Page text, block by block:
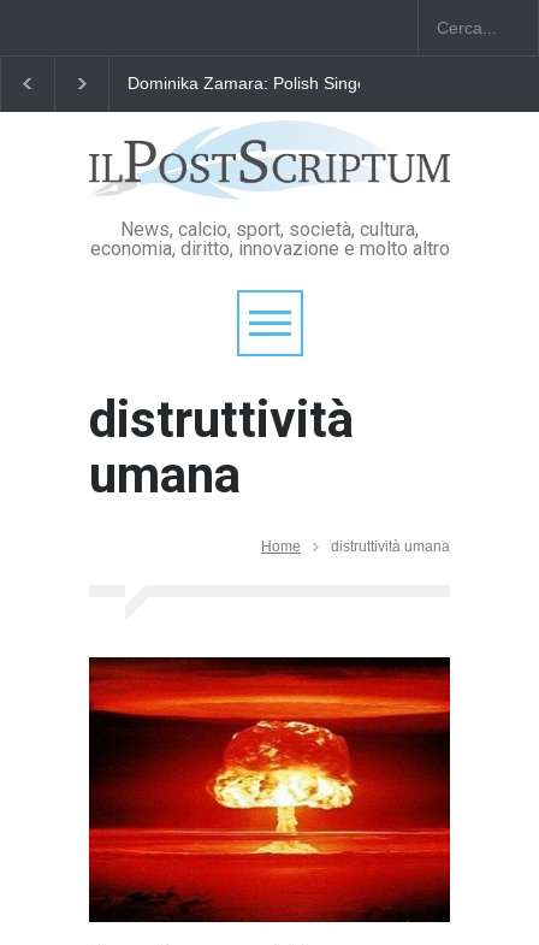
Dominika Zamara: Polish Singers' Alliance ofAmerica
News, calcio, sport, società, cultura,
economia, diritto, innovazione e molto altro
distruttività
umana
Home distruttività umana